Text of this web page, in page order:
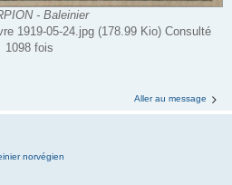
- Baleinier
1919-05-24.jpg (178.99 Kio) Consulté
1098 fois
Aller au message
norvégien